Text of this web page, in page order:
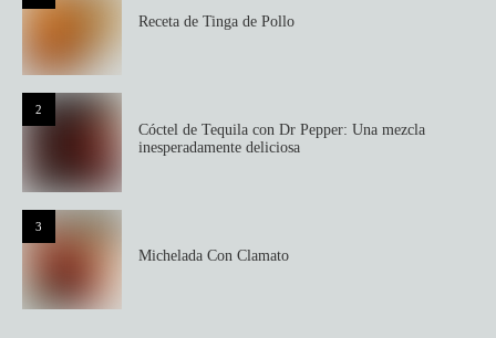
Receta de Tinga de Pollo
2
Cóctel de Tequila con Dr Pepper: Una mezcla
inesperadamente deliciosa
3
Michelada Con Clamato